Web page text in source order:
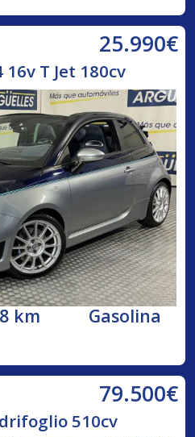
25.990€
16v T Jet 180cv
km Gasolina
79.500€
510cv